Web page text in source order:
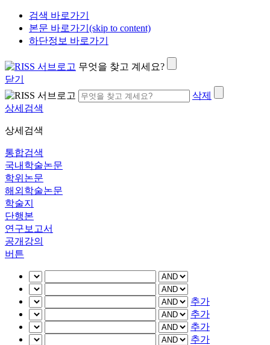
검색 바로가기
본문 바로가기(skip to content)
하단정보 바로가기
무엇을 찾고 계세요?
닫기
삭제
상세검색
상세검색
통합검색
국내학술논문
학위논문
해외학술논문
학술지
단행본
연구보고서
공개강의
버튼
추가
추가
추가
추가